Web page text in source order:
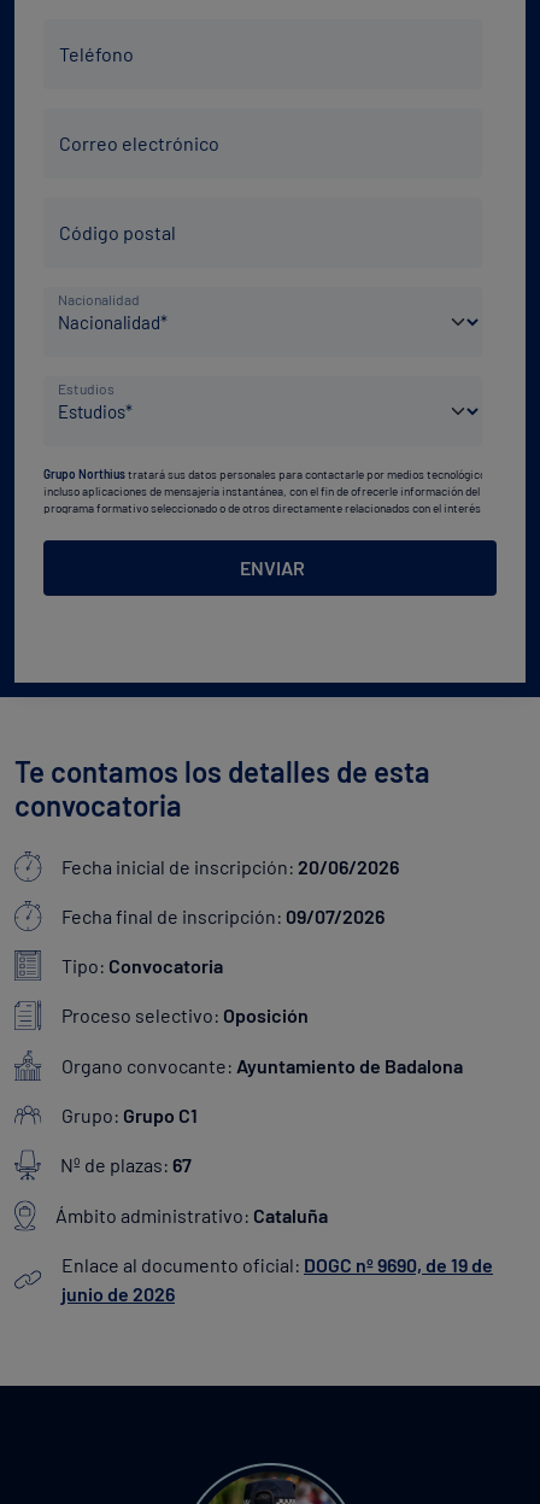
Teléfono
electrónico
Correo electrónico
Postal
Código postal
País
de
Nacionalidad
Nivel
de
*
Estudios
Grupo Northiustratará sus datos personales para contactarle por medios tecnológicos,
incluso aplicaciones de mensajería instantánea, con el fin de ofrecerle información del
programa formativo seleccionado o de otros directamente relacionados con el interés
correspondiente. Compartiremos su solicitud con las empresas que conforman elGrupo
servicios de acuerdo a su petición. Quedan reconocidos los derechos de acceso,
rectificación, supresión, oposición, limitación, tal y como se explica en la
ENVIAR
Te contamos los detalles de esta
convocatoria
Fecha inicial de inscripción: 20/06/2026
Fecha final de inscripción: 09/07/2026
Tipo: Convocatoria
Proceso selectivo: Oposición
Organo convocante: Ayuntamiento de Badalona
Grupo: Grupo C1
Nº de plazas: 67
Ámbito administrativo: Cataluña
Enlace al documento oficial: DOGC nº 9690, de 19 de
junio de 2026